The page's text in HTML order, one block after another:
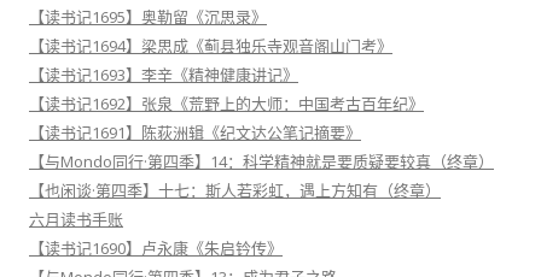
【读书记1695】奥勒留《沉思录》
【读书记1694】梁思成《蓟县独乐寺观音阁山门考》
【读书记1693】李辛《精神健康讲记》
【读书记1692】张泉《荒野上的大师：中国考古百年纪》
【读书记1691】陈荻洲辑《纪文达公笔记摘要》
【与Mondo同行·第四季】14：科学精神就是要质疑要较真（终章）
【也闲谈·第四季】十七：斯人若彩虹，遇上方知有（终章）
六月读书手账
【读书记1690】卢永康《朱启钤传》